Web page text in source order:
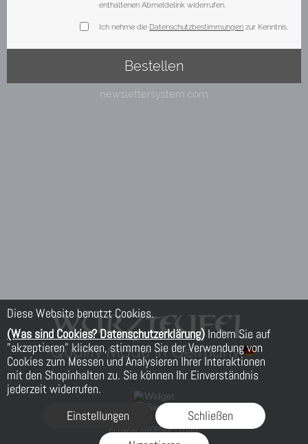
Diese Website benutzt Cookies.
(Was sind Cookies? Datenschutzerklärung) Indem Sie auf
"akzeptieren" klicken, stimmen Sie der Verwendung von
Cookies zum Messen und Analysieren Ihrer Interaktionen
mit den Shopinhalten zu. Sie können Ihr Einverständnis
jederzeit widerrufen.
Einstellungen
Schließen
FLOW® SHOPSOFTWARE